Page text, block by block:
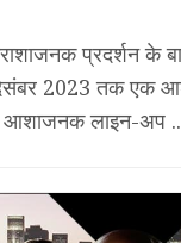
प्रदर्शन के
2023 तक एक
आशाजनक लाइन-अप